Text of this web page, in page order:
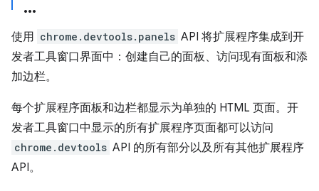
使用 chrome.devtools.panels API 将扩展程序集成到开
发者工具窗口界面中：创建自己的面板、访问现有面板和添
加边栏。
每个扩展程序面板和边栏都显示为单独的 HTML 页面。开
发者工具窗口中显示的所有扩展程序页面都可以访问
chrome.devtools API 的所有部分以及所有其他扩展程序
API。